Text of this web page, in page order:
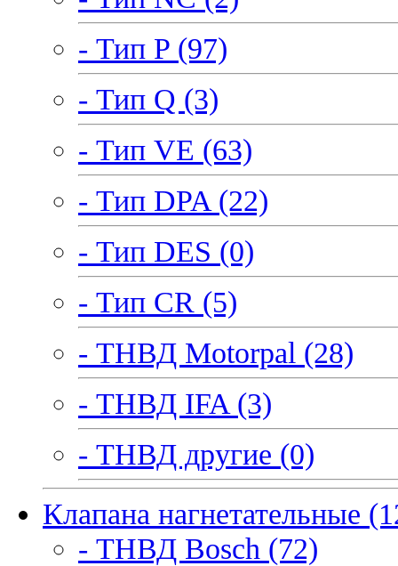
- Тип P (97)
- Тип Q (3)
- Тип VE (63)
- Тип DPA (22)
- Тип DES (0)
- Тип CR (5)
- ТНВД Motorpal (28)
- ТНВД IFA (3)
- ТНВД другие (0)
Клапана нагнетательные
- ТНВД Bosch (72)